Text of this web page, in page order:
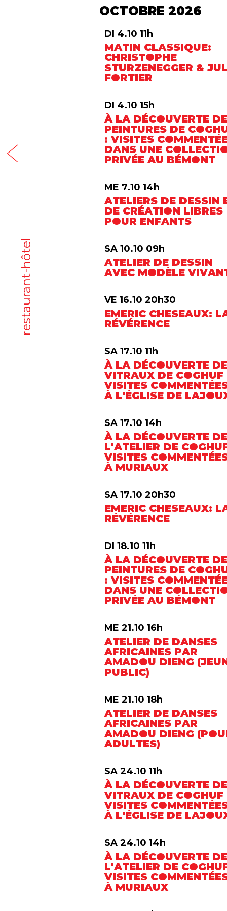
restaurant-hôtel
OCTOBRE 2026
DI 4.10 11h
MATIN CLASSIQUE:
CHRISTOPHE
STURZENEGGER &
FORTIER
DI 4.10 15h
À LA DÉCOUVERTE
PEINTURES DE
: VISITES
DANS UNE
PRIVÉE AU BÉMONT
ME 7.10 14h
ATELIERS DE DESSIN
DE CRÉATION LIBRES
POUR ENFANTS
SA 10.10 09h
ATELIER DE DESSIN
AVEC MODÈLE
VE 16.10 20h30
EMERIC CHESEAUX:
RÉVÉRENCE
SA 17.10 11h
À LA DÉCOUVERTE
VITRAUX DE COGHUF
VISITES
À L'ÉGLISE DE
SA 17.10 14h
À LA DÉCOUVERTE DE
L'ATELIER DE
VISITES
À MURIAUX
SA 17.10 20h30
EMERIC CHESEAUX:
RÉVÉRENCE
DI 18.10 11h
À LA DÉCOUVERTE
PEINTURES DE
: VISITES
DANS UNE
PRIVÉE AU BÉMONT
ME 21.10 16h
ATELIER DE DANSES
AFRICAINES PAR
AMADOU DIENG
PUBLIC)
ME 21.10 18h
ATELIER DE DANSES
AFRICAINES PAR
AMADOU DIENG
ADULTES)
SA 24.10 11h
À LA DÉCOUVERTE
VITRAUX DE COGHUF
VISITES
À L'ÉGLISE DE
SA 24.10 14h
À LA DÉCOUVERTE DE
L'ATELIER DE
VISITES
À MURIAUX